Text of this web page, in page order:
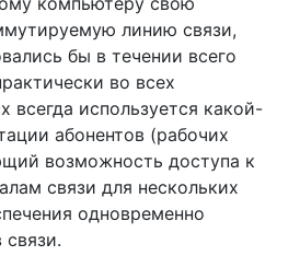
линию связи,
бы в течении всего
во всех
всегда используется какой-
абонентов (рабочих
возможность доступа к
связи для нескольких
одновременно
связи.